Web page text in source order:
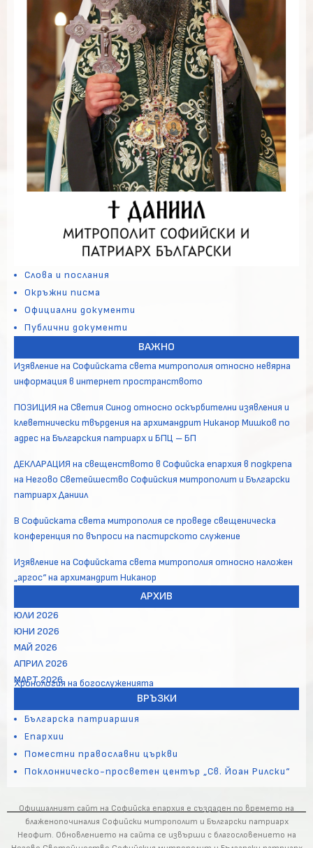
Слова и послания
Окръжни писма
Официални документи
Публични документи
ВАЖНО
Изявление на Софийската света митрополия относно невярна
информация в интернет пространството
ПОЗИЦИЯ на Светия Синод относно оскърбителни изявления и
клеветнически твърдения на архимандрит Никанор Мишков по
адрес на Българския патриарх и БПЦ – БП
ДЕКЛАРАЦИЯ на свещенството в Софийска епархия в подкрепа
на Негово Светейшество Софийския митрополит и Български
патриарх Даниил
В Софийската света митрополия се проведе свещеническа
конференция по въпроси на пастирското служение
Изявление на Софийската света митрополия относно наложен
„аргос“ на архимандрит Никанор
АРХИВ
ЮЛИ 2026
ЮНИ 2026
МАЙ 2026
АПРИЛ 2026
МАРТ 2026
Хронология на богослуженията
ВРЪЗКИ
Българска патриаршия
Епархии
Поместни православни църкви
Поклонническо-просветен център „Св. Йоан Рилски“
Официалният сайт на Софийска епархия е създаден по времето на
блаженопочиналия Софийски митрополит и Български патриарх
Неофит. Обновлението на сайта се извърши с благословението на